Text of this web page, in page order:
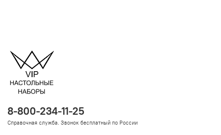
8-800-234-11-25
Справочная служба. Звонок бесплатный по России